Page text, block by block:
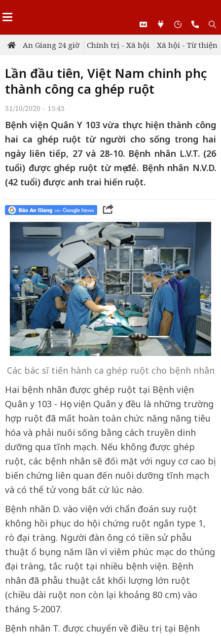
An Giang 24 giờ Chính trị - Xã hội Xã hội - Từ thiện
Lần đầu tiên, Việt Nam chinh phục
thành công ca ghép ruột
31/10/2020 - 15:43
Bệnh viện Quân Y 103 vừa thực hiện thành công
hai ca ghép ruột từ người cho sống trong hai
ngày liên tiếp, 27 và 28-10. Bệnh nhân L.V.T. (26
tuổi) được ghép ruột từ mẹ đẻ. Bệnh nhân N.V.D.
(42 tuổi) được anh trai hiến ruột.
Các bác sĩ tiến hành ca ghép ruột cho bệnh nhân
Hai bệnh nhân được ghép ruột tại Bệnh viện
Quân y 103 - Học viện Quân y đều là những trường
hợp ruột đã mất hoàn toàn chức năng năng tiêu
hóa và phải nuôi sống bằng cách truyền dinh
dưỡng qua tĩnh mạch. Nếu không được ghép
ruột, các bệnh nhân sẽ đối mặt với nguy cơ cao bị
biến chứng liên quan đến nuôi dưỡng tĩnh mạch
và có thể tử vong bất cứ lúc nào.
Bệnh nhân D. vào viện với chẩn đoán suy ruột
không hồi phục do hội chứng ruột ngắn type 1,
rò đại tràng. Người đàn ông có tiền sử phẫu
thuật ổ bụng năm lần vì viêm phúc mạc do thủng
đại tràng, tắc ruột tại nhiều bệnh viện. Bệnh
nhân đã phẫu thuật cắt khối lượng lớn ruột
(chiều dài ruột non còn lại khoảng 80 cm) vào
tháng 5-2007.
Bệnh nhân T. được chuyển về điều trị tại Bệnh